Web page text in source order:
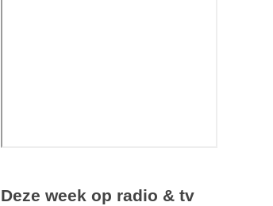
Deze week op radio & tv